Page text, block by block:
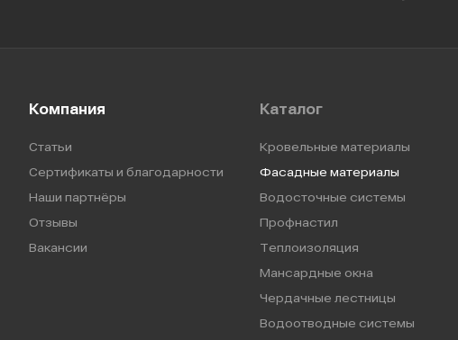
Компания
Статьи
Сертификаты и благодарности
Наши партнёры
Отзывы
Вакансии
Каталог
Кровельные материалы
Фасадные материалы
Водосточные системы
Профнастил
Теплоизоляция
Мансардные окна
Чердачные лестницы
Водоотводные системы